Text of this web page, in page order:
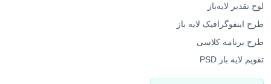
لوح تقدیر لایه‌باز
طرح اینفوگرافیک لایه باز
طرح برنامه کلاسی
تقویم لایه باز PSD